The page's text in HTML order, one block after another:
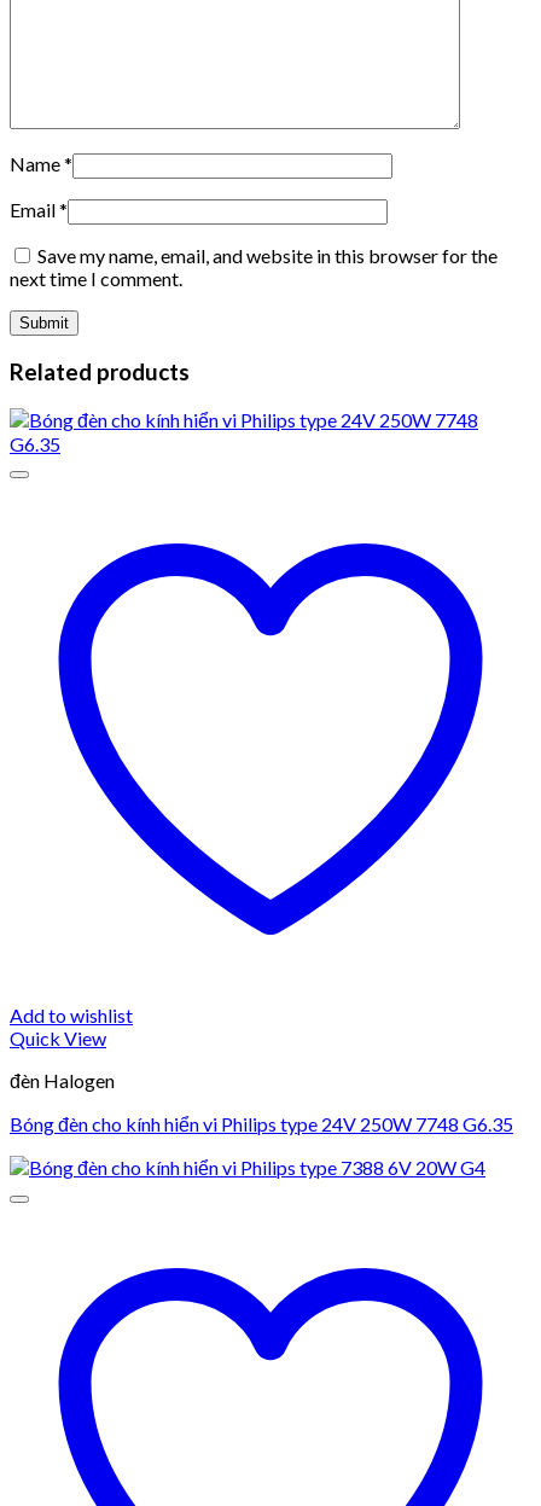
Name*
Email*
Save my name, email, and website in this browser for the
next time I comment.
Related products
Add to wishlist
Quick View
đèn Halogen
Bóng đèn cho kính hiển vi Philips type 24V 250W 7748 G6.35